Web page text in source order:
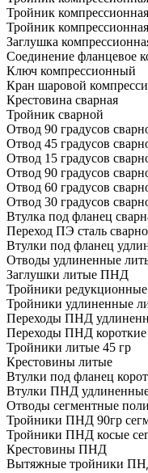
Тройник
Тройник
Заглушка
Соединение фланцевое
Ключ компрессионный
Кран шаровой
Крестовина сварная
Тройник сварной
Отвод 90 градусов
Отвод 45 градусов
Отвод 15 градусов
Отвод 90 градусов
Отвод 60 градусов
Отвод 30 градусов
Втулка под фланец
Переход ПЭ сталь
Втулки под фланец
Отводы удлиненные
Заглушки литые ПНД
Тройники
Тройники удлиненные
Переходы ПНД
Переходы ПНД короткие
Тройники литые 45 гр
Крестовины литые
Втулки под фланец
Втулки ПНД
Отводы сегментные
Тройники ПНД 90гр
Тройники ПНД косые
Крестовины ПНД
Вытяжные тройники